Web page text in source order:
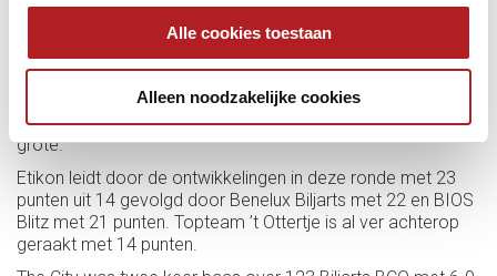
Alle cookies toestaan
Alleen noodzakelijke cookies
dat een dergelijk team na dit seizoen moet ophouden. Een
team dat in Europa jarenlang furore heeft gemaakt, moet
stoppen omdat er zich geen nieuwe sponsors aandienen.
Dat doet pijn en geeft een raar gevoel. Erg jammer dat er
niemand op deze trein springt. Maar goed, wie weet dienen
zich nog wat sponsoren aan. Vele kleintjes maken ook een
grote.''
Etikon leidt door de ontwikkelingen in deze ronde met 23
punten uit 14 gevolgd door Benelux Biljarts met 22 en BIOS
Blitz met 21 punten. Topteam ’t Ottertje is al ver achterop
geraakt met 14 punten.